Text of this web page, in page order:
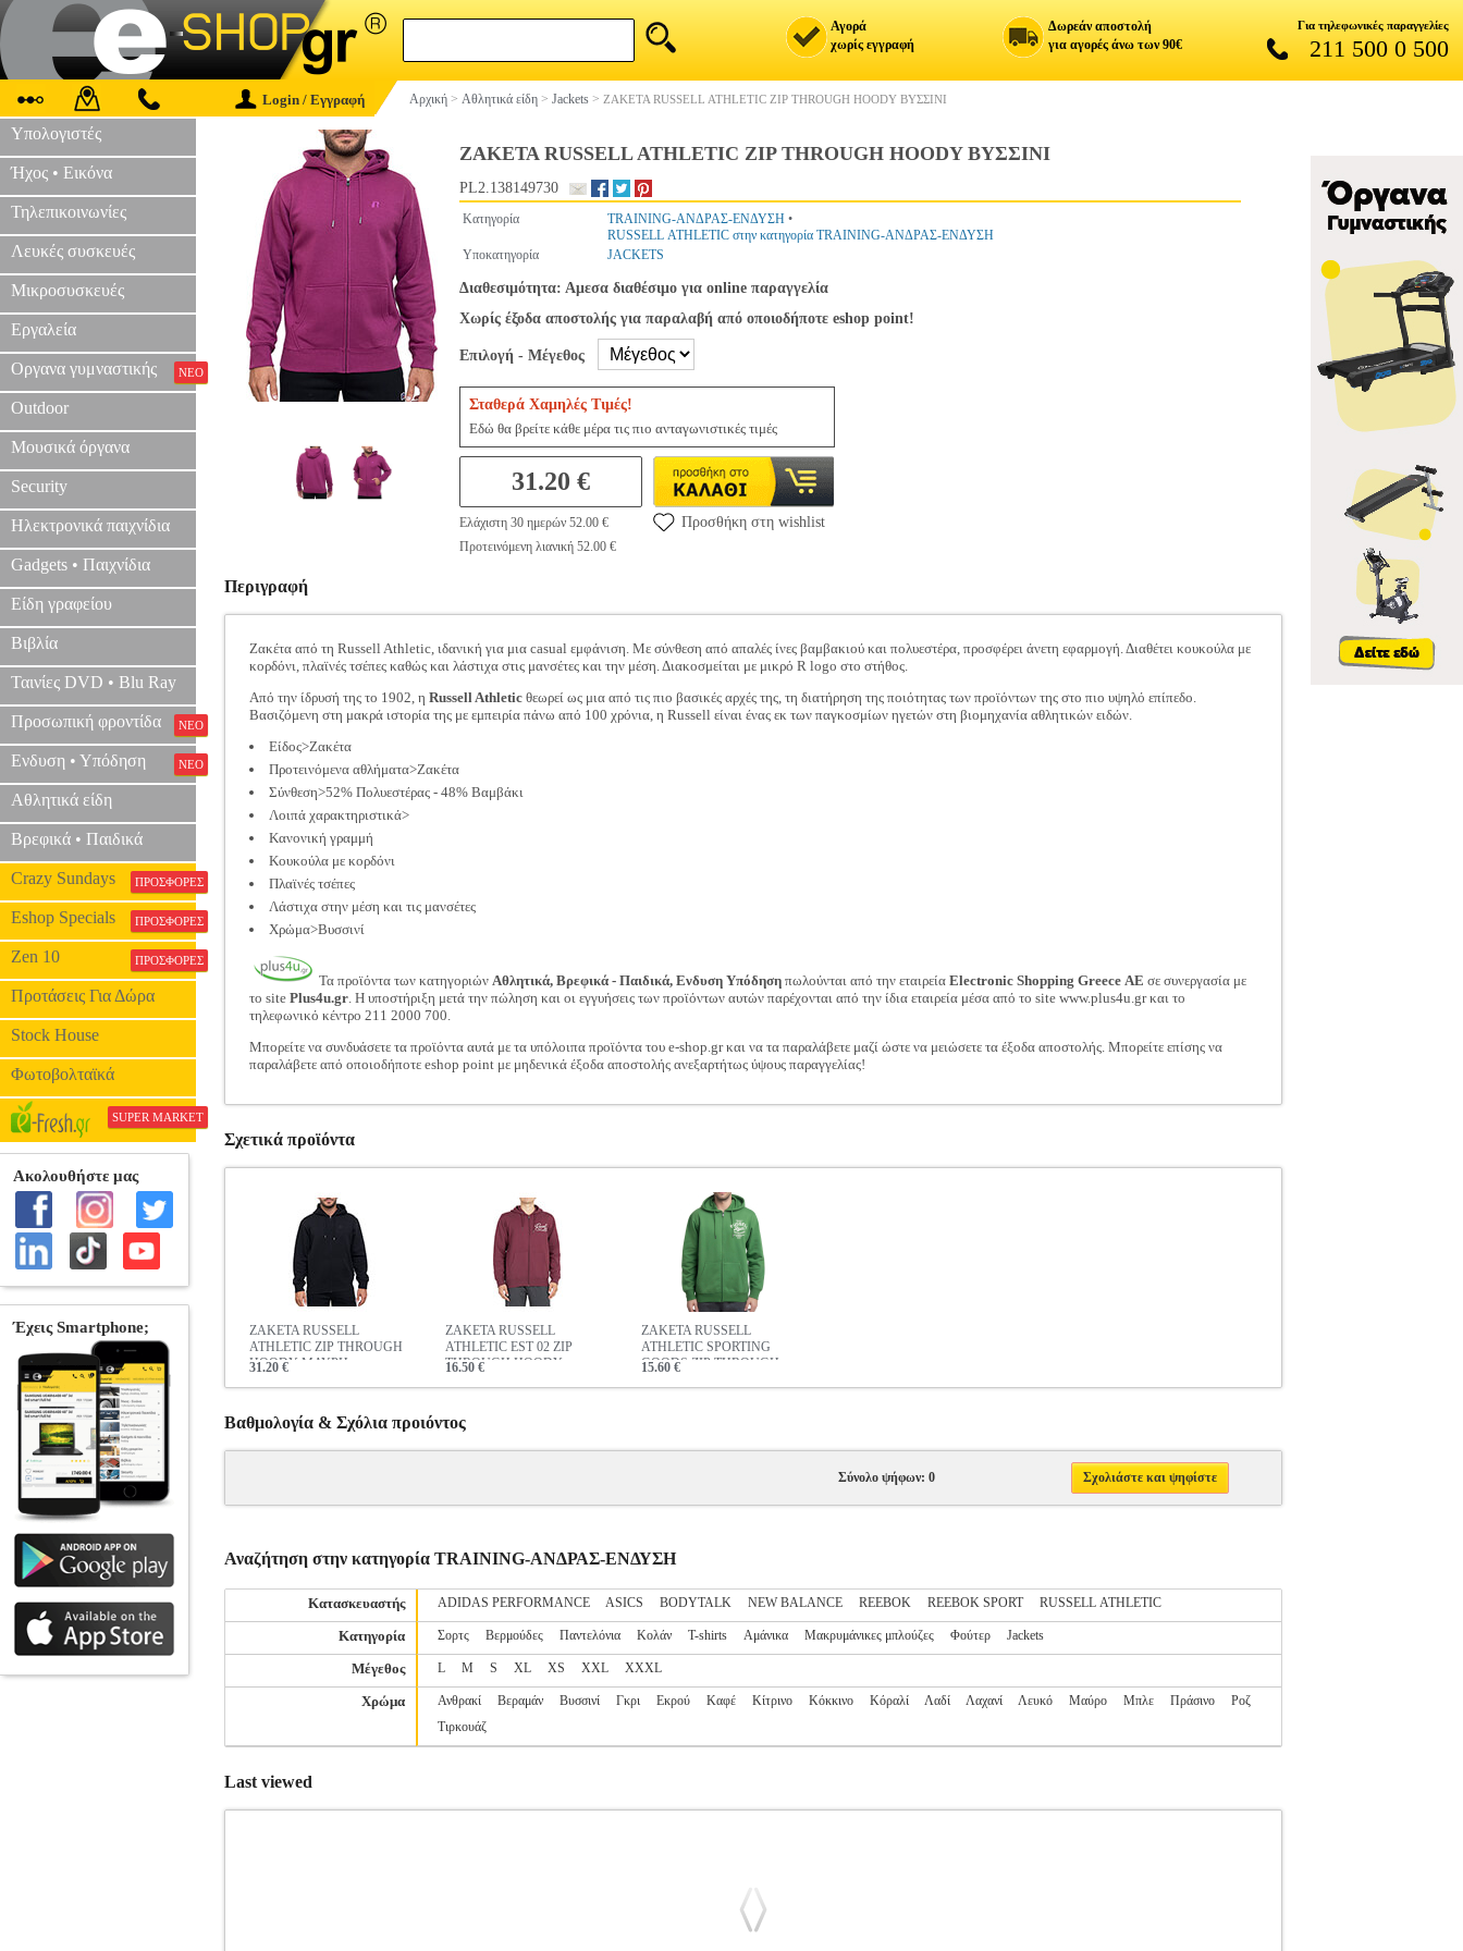
Αγορά
χωρίς εγγραφή
Δωρεάν αποστολή
για αγορές άνω των 90€
Για τηλεφωνικές παραγγελίες
211 500 0 500
Login / Εγγραφή Αρχική > Αθλητικά είδη > Jackets > ΖΑΚΕΤΑ RUSSELL ATHLETIC ZIP THROUGH HOODY ΒΥΣΣΙΝΙ
Υπολογιστές
Ήχος • Εικόνα
Τηλεπικοινωνίες
Λευκές συσκευές
Μικροσυσκευές
Εργαλεία
Οργανα γυμναστικής ΝΕΟ
Outdoor
Μουσικά όργανα
Security
Ηλεκτρονικά παιχνίδια
Gadgets • Παιχνίδια
Είδη γραφείου
Βιβλία
Ταινίες DVD • Blu Ray
Προσωπική φροντίδα ΝΕΟ
Ενδυση • Υπόδηση ΝΕΟ
Αθλητικά είδη
Βρεφικά • Παιδικά
Crazy Sundays ΠΡΟΣΦΟΡΕΣ
Eshop Specials ΠΡΟΣΦΟΡΕΣ
Zen 10 ΠΡΟΣΦΟΡΕΣ
Προτάσεις Για Δώρα
Stock House
Φωτοβολταϊκά
SUPER MARKET
ΖΑΚΕΤΑ RUSSELL ATHLETIC ZIP THROUGH HOODY ΒΥΣΣΙΝΙ
PL2.138149730
Κατηγορία TRAINING-ΑΝΔΡΑΣ-ΕΝΔΥΣΗ •
RUSSELL ATHLETIC στην κατηγορία TRAINING-ΑΝΔΡΑΣ-ΕΝΔΥΣΗ
Υποκατηγορία
JACKETS
Διαθεσιμότητα: Αμεσα διαθέσιμο για online παραγγελία
Χωρίς έξοδα αποστολής για παραλαβή από οποιοδήποτε eshop point!
Επιλογή - Μέγεθος
Σταθερά Χαμηλές Τιμές!
Εδώ θα βρείτε κάθε μέρα τις πιο ανταγωνιστικές τιμές
31.20 €
Ελάχιστη 30 ημερών 52.00 €
Προτεινόμενη λιανική 52.00 €
Προσθήκη στη wishlist
Περιγραφή
Ζακέτα από τη Russell Athletic, ιδανική για μια casual εμφάνιση. Με σύνθεση από απαλές ίνες βαμβακιού και πολυεστέρα, προσφέρει άνετη εφαρμογή. Διαθέτει κουκούλα με
κορδόνι, πλαϊνές τσέπες καθώς και λάστιχα στις μανσέτες και την μέση. Διακοσμείται με μικρό R logo στο στήθος.
Από την ίδρυσή της το 1902, η Russell Athletic θεωρεί ως μια από τις πιο βασικές αρχές της, τη διατήρηση της ποιότητας των προϊόντων της στο πιο υψηλό επίπεδο.
Βασιζόμενη στη μακρά ιστορία της με εμπειρία πάνω από 100 χρόνια, η Russell είναι ένας εκ των παγκοσμίων ηγετών στη βιομηχανία αθλητικών ειδών.
Είδος>Ζακέτα
Προτεινόμενα αθλήματα>Ζακέτα
Σύνθεση>52% Πολυεστέρας - 48% Βαμβάκι
Λοιπά χαρακτηριστικά>
Κανονική γραμμή
Κουκούλα με κορδόνι
Πλαϊνές τσέπες
Λάστιχα στην μέση και τις μανσέτες
Χρώμα>Βυσσινί
Τα προϊόντα των κατηγοριών Αθλητικά, Βρεφικά - Παιδικά, Ενδυση Υπόδηση πωλούνται από την εταιρεία Electronic Shopping Greece ΑΕ σε συνεργασία με
το site Plus4u.gr. Η υποστήριξη μετά την πώληση και οι εγγυήσεις των προϊόντων αυτών παρέχονται από την ίδια εταιρεία μέσα από το site www.plus4u.gr και το
τηλεφωνικό κέντρο 211 2000 700.
Μπορείτε να συνδυάσετε τα προϊόντα αυτά με τα υπόλοιπα προϊόντα του e-shop.gr και να τα παραλάβετε μαζί ώστε να μειώσετε τα έξοδα αποστολής. Μπορείτε επίσης να
παραλάβετε από οποιοδήποτε eshop point με μηδενικά έξοδα αποστολής ανεξαρτήτως ύψους παραγγελίας!
Σχετικά προϊόντα
ΖΑΚΕΤΑ RUSSELL
ATHLETIC ZIP THROUGH
HOODY ΜΑΥΡΗ
31.20 €
ΖΑΚΕΤΑ RUSSELL
ATHLETIC EST 02 ZIP
THROUGH HOODY
16.50 €
ΖΑΚΕΤΑ RUSSELL
ATHLETIC SPORTING
GOODS ZIP THROUGH
15.60 €
Βαθμολογία & Σχόλια προιόντος
Σύνολο ψήφων: 0 Σχολιάστε και ψηφίστε
Αναζήτηση στην κατηγορία TRAINING-ΑΝΔΡΑΣ-ΕΝΔΥΣΗ
Κατασκευαστής ADIDAS PERFORMANCE ASICS BODYTALK NEW BALANCE REEBOK REEBOK SPORT RUSSELL ATHLETIC
Κατηγορία Σορτς Βερμούδες Παντελόνια Κολάν T-shirts Αμάνικα Μακρυμάνικες μπλούζες Φούτερ Jackets
Μέγεθος L M S XL XS XXL XXXL
Χρώμα Ανθρακί Βεραμάν Βυσσινί Γκρι Εκρού Καφέ Κίτρινο Κόκκινο Κόραλί Λαδί Λαχανί Λευκό Μαύρο Μπλε Πράσινο
Ροζ
Τιρκουάζ
Last viewed